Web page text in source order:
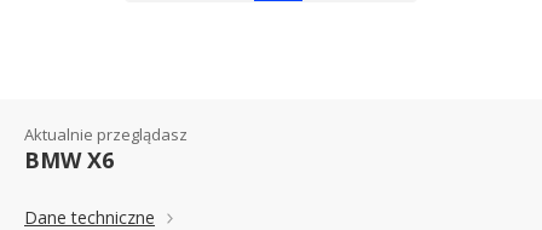
Aktualnie przeglądasz
BMW X6
Dane techniczne